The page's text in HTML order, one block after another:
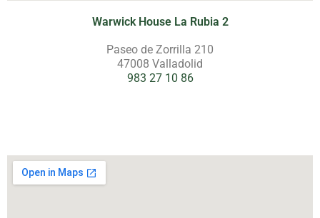
Warwick House La Rubia 2
Paseo de Zorrilla 210
47008 Valladolid
983 27 10 86